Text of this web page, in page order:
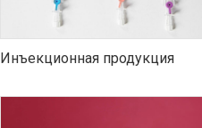
Инъекционная продукция